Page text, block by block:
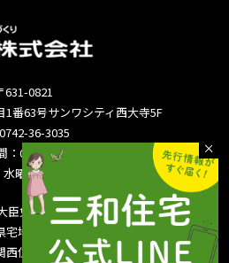
631-0821
番63号サンワシティ西大寺5F
36-3035
：09:00～18:00
曜日 夏季休暇 年末年始
免許（15）994号
地建物取引業協会会員
住宅産業協会会員